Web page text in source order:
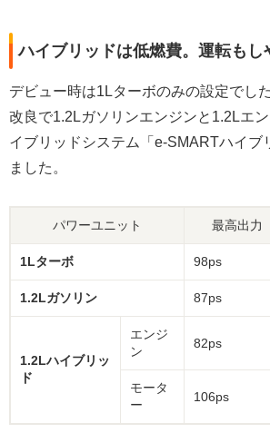
ハイブリッドは低燃費。運転もし
デビュー時は1Lターボのみの設定でし
改良で1.2Lガソリンエンジンと1.2Lエ
イブリッドシステム「e-SMARTハイブ
ました。
パワーユニット 最高出力
1Lターボ 98ps
1.2Lガソリン 87ps
1.2Lハイブリッ
ド
エンジ
ン
82ps
モータ
ー
106ps